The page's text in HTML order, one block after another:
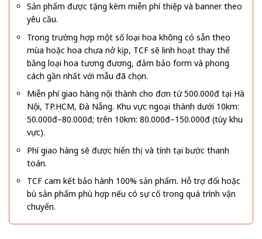
Sản phẩm được tặng kèm miễn phí thiệp và banner theo
yêu cầu.
Trong trường hợp một số loại hoa không có sẵn theo
mùa hoặc hoa chưa nở kịp, TCF sẽ linh hoạt thay thế
bằng loại hoa tương đương, đảm bảo form và phong
cách gần nhất với mẫu đã chọn.
Miễn phí giao hàng nội thành cho đơn từ 500.000đ tại Hà
Nội, TP.HCM, Đà Nẵng. Khu vực ngoại thành dưới 10km:
50.000đ–80.000đ; trên 10km: 80.000đ–150.000đ (tùy khu
vực).
Phí giao hàng sẽ được hiển thị và tính tại bước thanh
toán.
TCF cam kết bảo hành 100% sản phẩm. Hỗ trợ đổi hoặc
bù sản phẩm phù hợp nếu có sự cố trong quá trình vận
chuyển.